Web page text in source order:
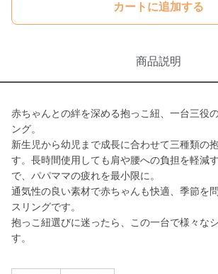
カートに追加する
商品説明
赤ちゃんとの絆を深める抱っこ紐、一台三役
ング。
新生児から幼児まで成長に合わせて三種類の
す。長時間使用しても肩や腰への負担を軽減
で、パパママの疲れを最小限に。
通気性の良い素材で赤ちゃんも快適、季節を
スリングです。
抱っこ紐選びに迷ったら、この一台で様々な
す。